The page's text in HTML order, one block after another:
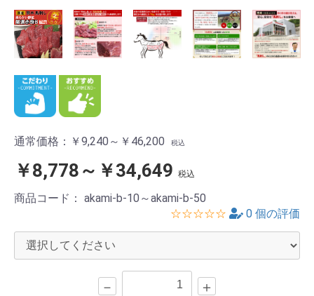
通常価格： ￥9,240～￥46,200 税込
￥8,778～￥34,649 税込
商品コード： akami-b-10～akami-b-50
☆☆☆☆☆
0 個の評価
－ ＋